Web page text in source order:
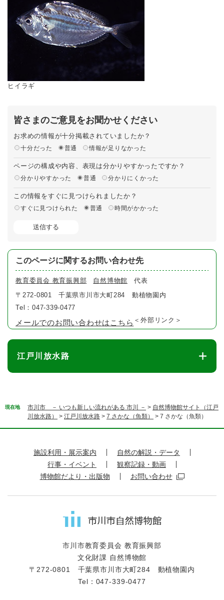
現在地 市川市 － いつも新しい流れがある 市川 － > 自然博物館サイト（江戸
川放水路）
> 江戸川放水路 > 7 さかな（魚類） > 7 さかな（魚類）
ヒイラギ
皆さまのご意見をお聞かせください
お求めの情報が十分掲載されていましたか？
十分だった 普通 情報が足りなかった
ページの構成や内容、表現は分かりやすかったですか？
分かりやすかった 普通 分かりにくかった
この情報をすぐに見つけられましたか？
すぐに見つけられた 普通 時間がかかった
このページに関するお問い合わせ先
教育委員会 教育振興部 自然博物館
代表
〒272-0801
千葉県市川市大町284 動植物園内
Tel：047-339-0477
メールでのお問い合わせはこちら ＜外部リンク＞
江戸川放水路
施設利用・展示案内
自然の解説・データ
行事・イベント
観察記録・動画
博物館だより・出版物
お問い合わせ
市川市教育委員会 教育振興部
文化財課 自然博物館
〒272-0801 千葉県市川市大町284 動植物園内
Tel：047-339-0477